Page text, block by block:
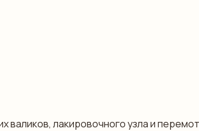
лакировочного узла и